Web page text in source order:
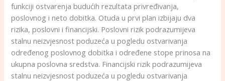
funkciji ostvarenja budućih rezultata privređivanja,
poslovnog i neto dobitka. Otuda u prvi plan izbijaju dva
rizika, poslovni i financijski. Poslovni rizik podrazumijeva
stalnu neizvjesnost poduzeća u pogledu ostvarivanja
određenog poslovnog dobitka i određene stope prinosa na
ukupna poslovna sredstva. Financijski rizik podrazumijeva
stalnu neizvjesnost poduzeća u pogledu ostvarivanja